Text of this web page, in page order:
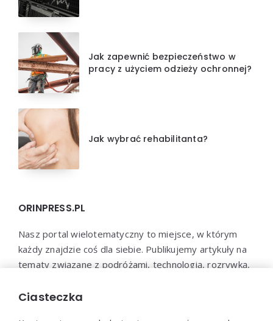
Jak zapewnić bezpieczeństwo w
pracy z użyciem odzieży ochronnej?
Jak wybrać rehabilitanta?
ORINPRESS.PL
Nasz portal wielotematyczny to miejsce, w którym
każdy znajdzie coś dla siebie. Publikujemy artykuły na
tematy związane z podróżami, technologią, rozrywką,
Jesteśmy przekonani, że każdy znajdzie u nas coś
Ciasteczka